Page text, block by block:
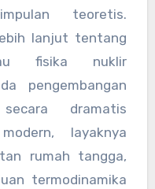
teoretis.
lanjut tentang
fisika nuklir
pengembangan
dramatis
layaknya
rumah tangga,
termodinamika